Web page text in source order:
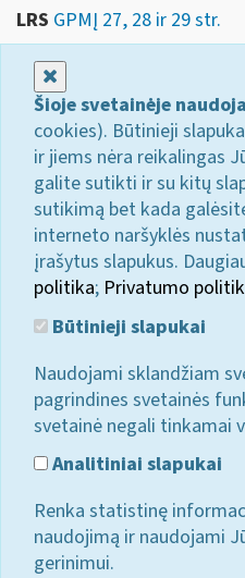
LRS GPMĮ 27, 28 ir 29 str.
Šioje svetainėje
cookies). Būtinieji
ir jiems nėra reikalingas
galite sutikti ir su kitų
sutikimą bet kada
interneto naršyklės
įrašytus slapukus.
politika; Privatumo
Būtinieji slapukai
Naudojami sklandžiam
pagrindines svetainės
svetainė negali tinkamai
Analitiniai slapukai
Renka statistinę
naudojimą ir naudojami
gerinimui.